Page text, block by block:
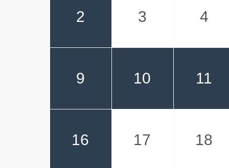
2 3 4
9 10 11
16 17 18